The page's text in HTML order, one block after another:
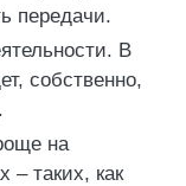
передачи.
В
собственно,
на
– таких, как